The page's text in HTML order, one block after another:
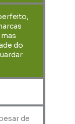
do
de